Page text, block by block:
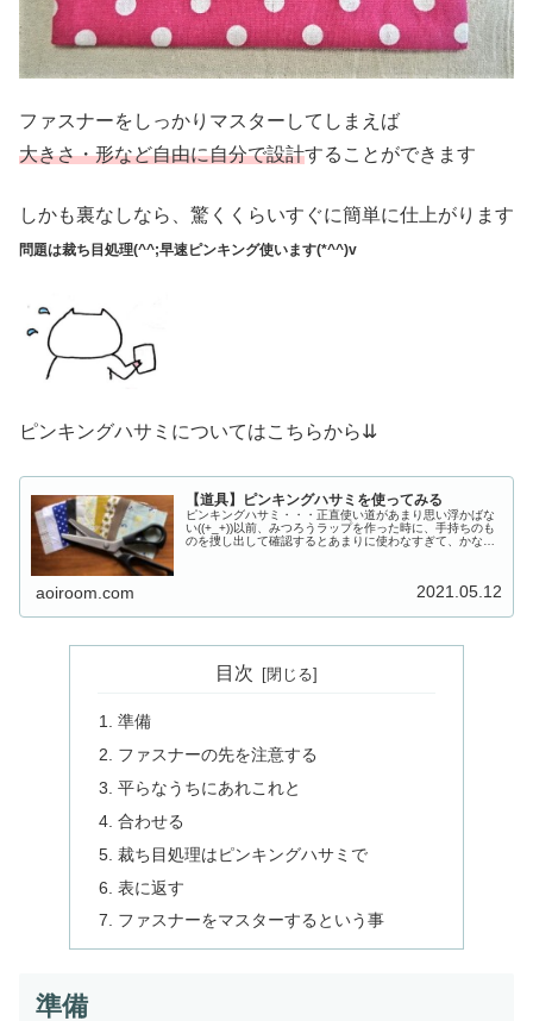
ファスナーをしっかりマスターしてしまえば
大きさ・形など自由に自分で設計することができます
しかも裏なしなら、驚くくらいすぐに簡単に仕上がります
問題は裁ち目処理(^^;早速ピンキング使います(*^^)v
ピンキングハサミについてはこちらから⇊
【道具】ピンキングハサミを使ってみる
ピンキングハサミ・・・正直使い道があまり思い浮かばな
い((+_+))以前、みつろうラップを作った時に、手持ちのも
のを捜し出して確認するとあまりに使わなすぎて、かなり
aoiroom.com 2021.05.12
目次
準備
ファスナーの先を注意する
平らなうちにあれこれと
合わせる
裁ち目処理はピンキングハサミで
表に返す
ファスナーをマスターするという事
準備